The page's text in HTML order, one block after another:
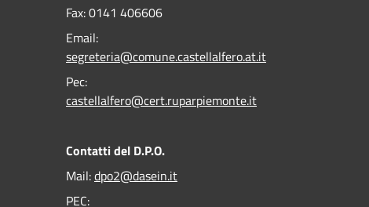
Fax:0141 406606
Email:
segreteria@comune.castellalfero.at.it
Pec:
castellalfero@cert.ruparpiemonte.it
Contatti del D.P.O.
Mail:dpo2@dasein.it
PEC: